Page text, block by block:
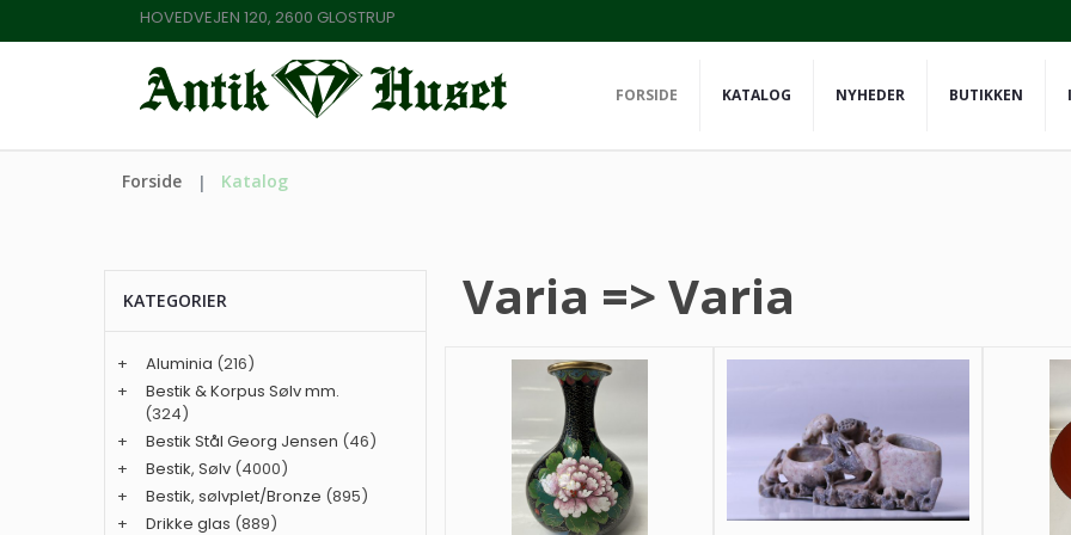
HOVEDVEJEN 120, 2600 GLOSTRUP
FORSIDE KATALOG NYHEDER BUTIKKEN
Forside Katalog
Varia => Varia
KATEGORIER
+ Aluminia (216)
+
Bestik & Korpus Sølv mm.
(324)
+
Bestik Stål Georg Jensen (46)
+
Bestik, Sølv (4000)
+
Bestik, sølvplet/Bronze (895)
+
Drikke glas (889)